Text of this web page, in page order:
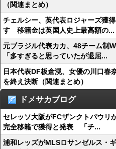
（関連まとめ）
チェルシー、英代表ロジャーズ獲
す 移籍金は英国人史上最高額の...
元ブラジル代表カカ、48チーム制
「多すぎると思っていたが退屈...
日本代表DF板倉滉、女優の川口春
を終え決断（関連まとめ）
ドメサカブログ
セレッソ大阪がFCザンクトパウリ
完全移籍で獲得と発表 「チ...
浦和レッズがMLSロサンゼルス・